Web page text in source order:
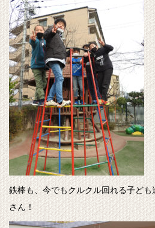
鉄棒も、今でもクルクル回れる子ど
さん！